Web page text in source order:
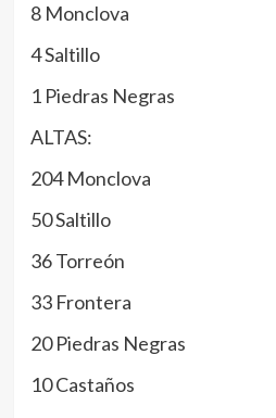
8 Monclova
4 Saltillo
1 Piedras Negras
ALTAS:
204 Monclova
50 Saltillo
36 Torreón
33 Frontera
20 Piedras Negras
10 Castaños